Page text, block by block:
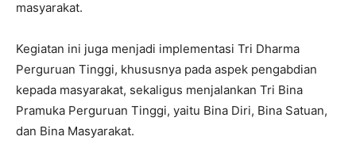
masyarakat.
Kegiatan ini juga menjadi implementasi Tri Dharma
Perguruan Tinggi, khususnya pada aspek pengabdian
kepada masyarakat, sekaligus menjalankan Tri Bina
Pramuka Perguruan Tinggi, yaitu Bina Diri, Bina Satuan,
dan Bina Masyarakat.